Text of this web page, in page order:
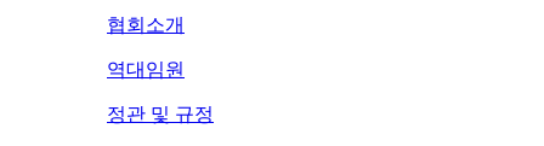
협회소개
역대임원
정관 및 규정